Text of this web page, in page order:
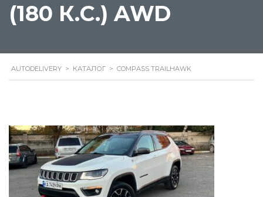
(180 К.С.) AWD
AUTODELIVERY > КАТАЛОГ > COMPASS TRAILHAWK